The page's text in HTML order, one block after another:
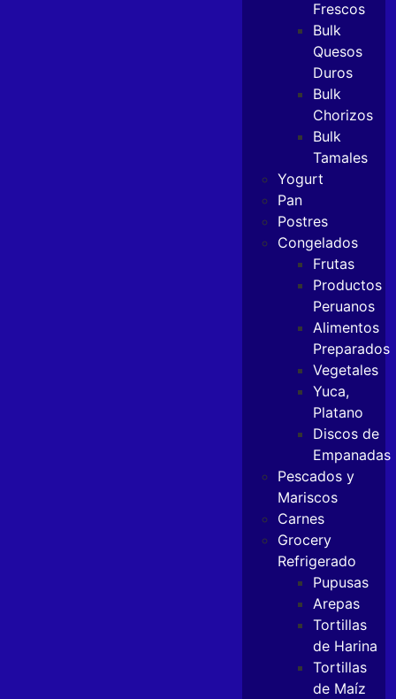
Frescos
Bulk
Quesos
Duros
Bulk
Chorizos
Bulk
Tamales
Yogurt
Pan
Postres
Congelados
Frutas
Productos
Peruanos
Alimentos
Preparados
Vegetales
Yuca,
Platano
Discos de
Empanadas
Pescados y
Mariscos
Carnes
Grocery
Refrigerado
Pupusas
Arepas
Tortillas
de Harina
Tortillas
de Maíz